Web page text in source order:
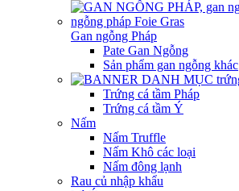
Gan ngỗng Pháp
Pate Gan Ngỗng
Sản phẩm gan ngỗng khác
Trứng cá tầm Pháp
Trứng cá tầm Ý
Nấm
Nấm Truffle
Nấm Khô các loại
Nấm đông lạnh
Rau củ nhập khẩu